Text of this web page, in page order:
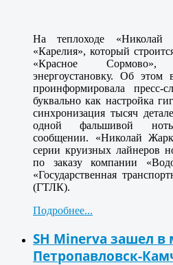
На теплоходе «Николай
«Карелия», который
«Красное Сормово»,
энергоустановку. Об
проинформировала пресс-
буквально как настройка
синхронизация тысяч
одной фальшивой
сообщении. «Николай
серии круизных лайнеров
по заказу компании
«Государственная
(ГТЛК).
Подробнее...
SH Minerva зашел в
Петропавловск-